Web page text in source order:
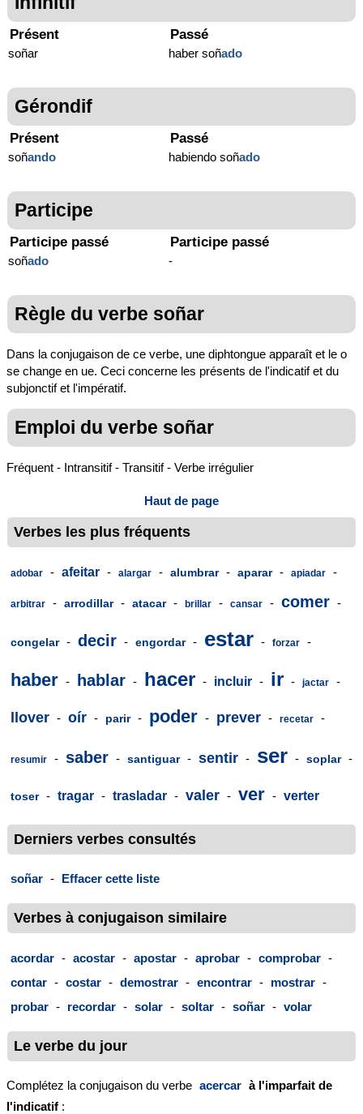
Présent
soñar
Passé
haber soñado
Gérondif
Présent
soñando
Passé
habiendo soñado
Participe
Participe passé
soñado
Participe passé
-
Règle du verbe soñar
Dans la conjugaison de ce verbe, une diphtongue apparaît et le o
se change en ue. Ceci concerne les présents de l'indicatif et du
subjonctif et l'impératif.
Emploi du verbe soñar
Fréquent - Intransitif - Transitif - Verbe irrégulier
Haut de page
Verbes les plus fréquents
adobar - afeitar - alargar - alumbrar - aparar - apiadar -
arbitrar - arrodillar - atacar - brillar - cansar - comer -
congelar - decir - engordar - estar - forzar -
haber - hablar - hacer - incluir - ir - jactar -
llover - oír - parir - poder - prever - recetar -
resumir - saber - santiguar - sentir - ser - soplar -
toser - tragar - trasladar - valer - ver - verter
Derniers verbes consultés
soñar - Effacer cette liste
Verbes à conjugaison similaire
acordar - acostar - apostar - aprobar - comprobar -
contar - costar - demostrar - encontrar - mostrar -
probar - recordar - solar - soltar - soñar - volar
Le verbe du jour
Complétez la conjugaison du verbe acercar à l'imparfait de
l'indicatif :